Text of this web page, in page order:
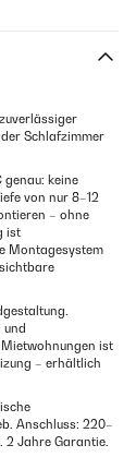
Schlafzimmer
genau: keine
von nur 8–12
– ohne
ist
Montagesystem
und
ist
– erhältlich
Anschluss: 220–
2 Jahre Garantie.